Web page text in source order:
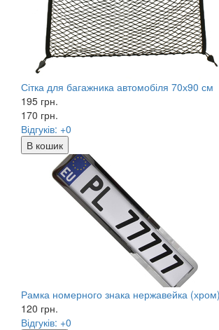
Сітка для багажника автомобіля 70х90 см
195 грн.
170 грн.
Відгуків: +0
В кошик
Рамка номерного знака нержавейка (хром)
120 грн.
Відгуків: +0